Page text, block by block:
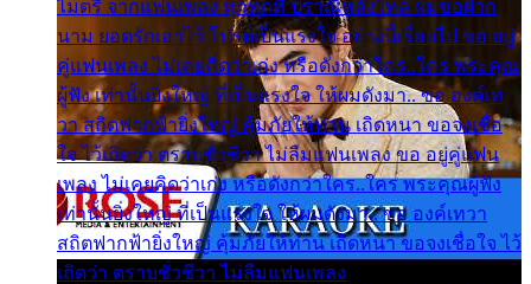
ไมตรี จากแฟนเพลง ทุกทุกที่ ปราณีหลั่งไหล ผมขอฝาก
นาม ยอดรักเอาไว้ โปรดเป็นแรงใจ อย่างนี้เรื่อยไป ขอ อยู่
คู่แฟนเพลง ไม่เคยคิดว่าเก่ง หรือดังกว่าใคร..ใคร พระคุณ
ผู้ฟัง เท่านั้นยิ่งใหญ่ ที่เป็นแรงใจ ให้ผมดังมา.. ขอ องค์เท
วา สถิตฟากฟ้ายิ่งใหญ่ คุ้มภัยให้ท่าน เถิดหนา ขอจงเชื่อ
ใจ ไว้เถิดว่า ตราบชั่วชีวา ไม่ลืมแฟนเพลง ขอ อยู่คู่แฟน
เพลง ไม่เคยคิดว่าเก่ง หรือดังกว่าใคร..ใคร พระคุณผู้ฟัง
เท่านั้นยิ่งใหญ่ ที่เป็นแรงใจ ให้ผมดังมา.. ขอ องค์เทวา
สถิตฟากฟ้ายิ่งใหญ่ คุ้มภัยให้ท่าน เถิดหนา ขอจงเชื่อใจ ไว้
เถิดว่า ตราบชั่วชีวา ไม่ลืมแฟนเพลง